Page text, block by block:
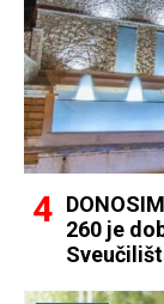
260 je